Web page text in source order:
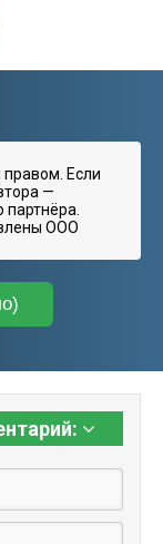
Если
—
партнёра.
ООО